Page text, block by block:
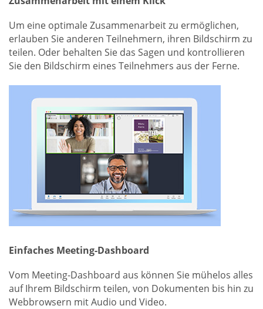
Um eine optimale Zusammenarbeit zu ermöglichen,
erlauben Sie anderen Teilnehmern, ihren Bildschirm zu
teilen. Oder behalten Sie das Sagen und kontrollieren
Sie den Bildschirm eines Teilnehmers aus der Ferne.
Einfaches Meeting-Dashboard
Vom Meeting-Dashboard aus können Sie mühelos alles
auf Ihrem Bildschirm teilen, von Dokumenten bis hin zu
Webbrowsern mit Audio und Video.